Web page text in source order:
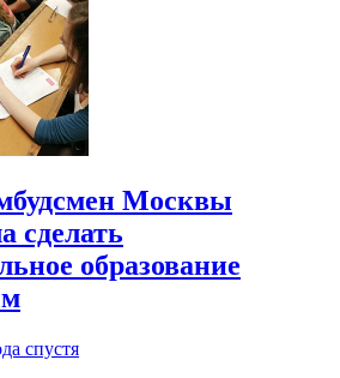
Москвы
сделать
образование
спустя